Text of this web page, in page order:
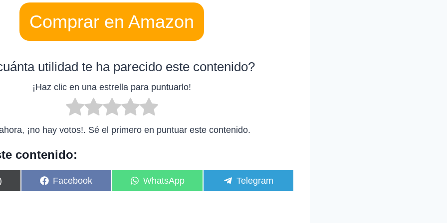
Comprar en Amazon
utilidad te ha parecido este contenido?
¡Haz clic en una estrella para puntuarlo!
¡no hay votos!. Sé el primero en puntuar este contenido.
contenido:
C
o
Facebook
C
o
WhatsApp
C
o
Telegram